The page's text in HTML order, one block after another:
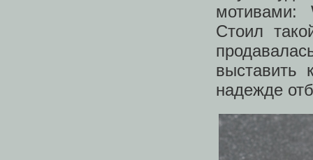
мотивами:
Стоил
выставить
надежде